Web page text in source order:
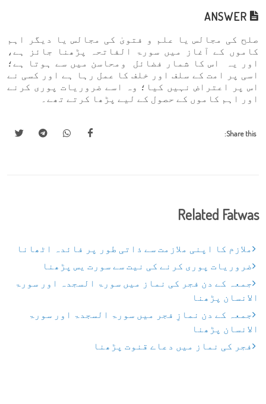
صلح کی مجالس یا علم و فتویٰ کی مجالس یا دیگر اہم
کاموں کے آغاز میں سورۃ الفاتحہ پڑھنا جائز ہے،
اور یہ اس کا شمار فضائل ومحاسن میں سے ہوتا ہے؛
اسی پر امت کے سلف اور خلف کا عمل رہا ہے اور کسی نے
اس پر اعتراض نہیں کیا؛ وہ اسے ضروریات پوری کرنے
اور اہم کاموں کے حصول کے لیے پڑھا کرتے تھے۔
Share this:
Related Fatwas
ملازم کا اپنی ملازمت سے ذاتی طور پر فائدہ اٹھانا
ضروریات پوری کرنے کی نیت سے سورت یس پڑھنا
جمعہ کے دن فجر کی نماز میں سورۃ السجدہ اور سورۃ
الانسان پڑھنا
جمعہ کے دن نمازِ فجر میں سورۃ السجدۃ اور سورۃ
الانسان پڑھنا
فجر کی نماز میں دعاے قنوت پڑھنا